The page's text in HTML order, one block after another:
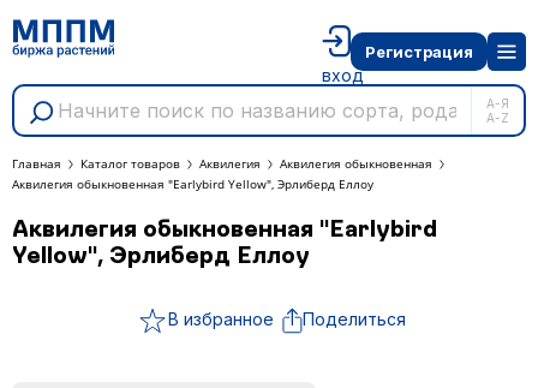
А-Я
A-Z
вход
Регистрация
Главная Каталог товаров Аквилегия
Аквилегия обыкновенная
Аквилегия обыкновенная "Earlybird Yellow", Эрлиберд Еллоу
Аквилегия обыкновенная "Earlybird
Yellow", Эрлиберд Еллоу
В избранное Поделиться